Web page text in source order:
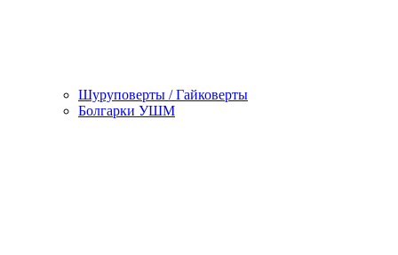
Шуруповерты / Гайковерты
Болгарки УШМ